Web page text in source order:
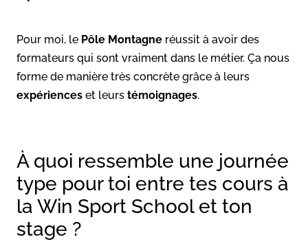
Pour moi, le Pôle Montagne réussit à avoir des
formateurs qui sont vraiment dans le métier. Ça nous
forme de manière très concrète grâce à leurs
expériences et leurs témoignages.
À quoi ressemble une journée
type pour toi entre tes cours à
la Win Sport School et ton
stage ?